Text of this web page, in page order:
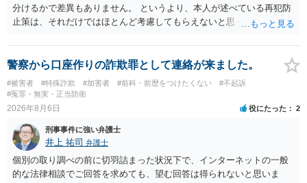
分けるかで差異もありません。 というより、本人が述べている再犯防
止策は、それだけではほとんど考慮してもらえないと思った方が良い
やカウンセリング・治療の内容 ・利用している再犯防止策（例えば保
護観察所と連携した職業支援の内容や具体的な就労・監督状況） ・監
督者の証言 など、証拠で担保された客観性と実現可能性があるもので
なければあまり意味がありません。 もともと執行猶予が狙える事案で
あれば本人の反省の言葉だけで十分であり、実刑となるか微妙な事案
いうのが実感です。
警察から口座作りの詐欺罪として連絡が来ました。
#被害者 #特殊詐欺 #加害者 #前科・前歴をつけたくない
#不起訴
#冤罪・無実・正当防衛
2026年8月6日 役にたった 2
刑事事件に強い弁護士
井上 祐司 弁護士
個別の取り調べの前に切羽詰まった状況下で、インターネットの一般
的な法律相談でご回答を求めても、望む回答は得られないと思いま